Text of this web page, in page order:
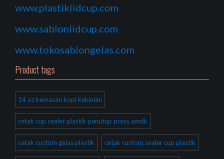
www.plastiklidcup.com
www.sablonlidcup.com
www.tokosablongelas.com
Product tags
14 oz kemasan kopi kekinian
cetak cup sealer plastik penutup press amdk
cetak custom gelas plastik cetak custom sealer cup plastik